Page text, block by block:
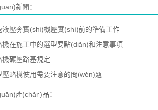
新聞：
液壓夯實(shí)機壓實(shí)前的準備工作
機在施工中的選型要點(diǎn)和注意事項
機碾壓路基規定
壓路機使用需要注意的問(wèn)題
產(chǎn)品：